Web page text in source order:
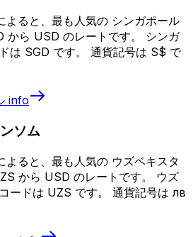
よると、最も人気の シンガポール
から USD のレートです。 シンガ
は SGD です。 通貨記号は S$ で
info
ソム
よると、最も人気の ウズベキスタ
から USD のレートです。 ウズ
ードは UZS です。 通貨記号は лв